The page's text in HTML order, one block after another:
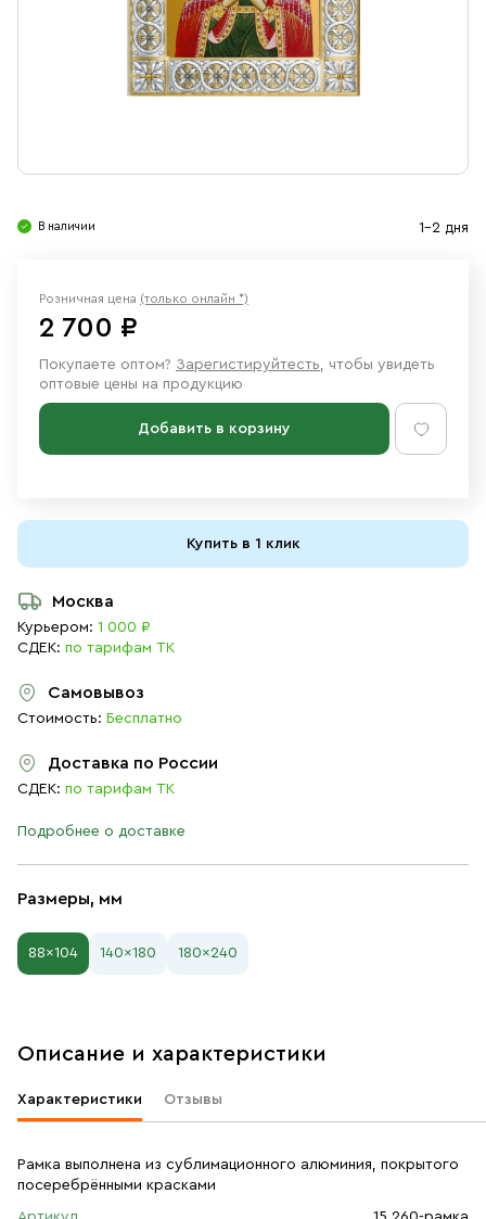
Ювелирные изделия
В наличии 1-2 дня
Размеры, мм
88×104 140×180 180×240
Розничная цена (только онлайн *)
2 700 ₽
Покупаете оптом? Зарегистируйтесть, чтобы увидеть
оптовые цены на продукцию
Добавить в корзину
Купить в 1 клик
Москва
Курьером: 1 000 ₽
СДЕК: по тарифам ТК
Самовывоз
Стоимость: Бесплатно
Доставка по России
СДЕК: по тарифам ТК
Подробнее о доставке
Описание и характеристики
Характеристики Отзывы
Рамка выполнена из сублимационного алюминия, покрытого
посеребрёнными красками